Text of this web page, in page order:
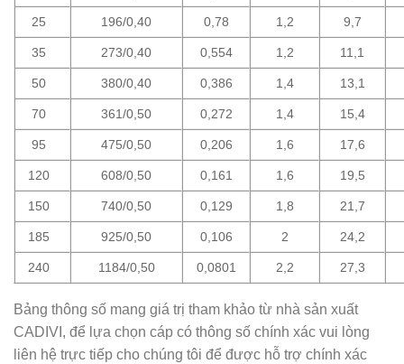
25 196/0,40 0,78 1,2 9,7
35 273/0,40 0,554 1,2 11,1
50 380/0,40 0,386 1,4 13,1
70 361/0,50 0,272 1,4 15,4
95 475/0,50 0,206 1,6 17,6
120 608/0,50 0,161 1,6 19,5
150 740/0,50 0,129 1,8 21,7
185 925/0,50 0,106 2 24,2
240 1184/0,50 0,0801 2,2 27,3
Bảng thông số mang giá trị tham khảo từ nhà sản xuất
CADIVI, để lựa chọn cáp có thông số chính xác vui lòng
liên hệ trực tiếp cho chúng tôi để được hỗ trợ chính xác